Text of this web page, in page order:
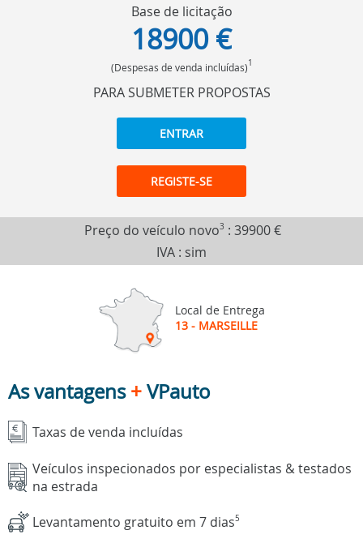
Base de licitação
18900 €
(Despesas de venda incluídas)1
PARA SUBMETER PROPOSTAS
ENTRAR
REGISTE-SE
Preço do veículo novo3 : 39900 €
IVA : sim
Local de Entrega
13 - MARSEILLE
As vantagens+VPauto
Taxas de venda incluídas
Veículos inspecionados por especialistas & testados
na estrada
Levantamento gratuito em 7 dias5